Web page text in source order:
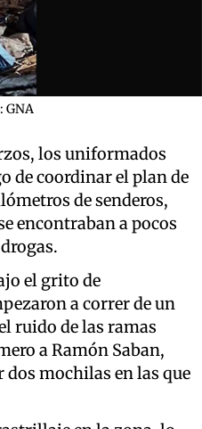
GNA
los uniformados
de coordinar el plan de
de senderos,
encontraban a pocos
el grito de
a correr de un
ruido de las ramas
a Ramón Saban,
dos mochilas en las que